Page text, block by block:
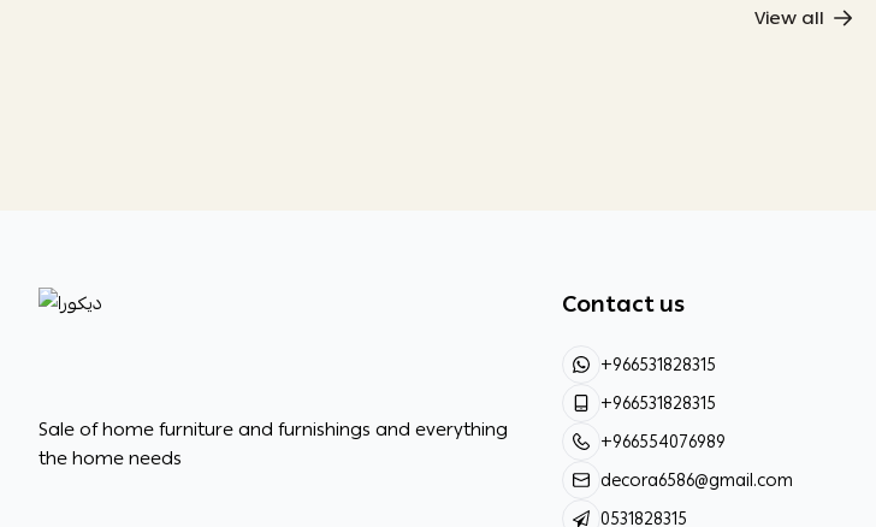
View all
ديكورا
Sale of home furniture and furnishings and everything
the home needs
Contact us
+966531828315
+966531828315
+966554076989
decora6586@gmail.com
0531828315